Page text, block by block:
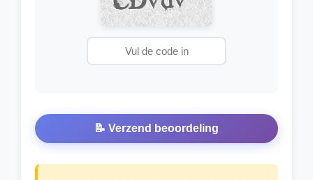
📝 Verzend beoordeling